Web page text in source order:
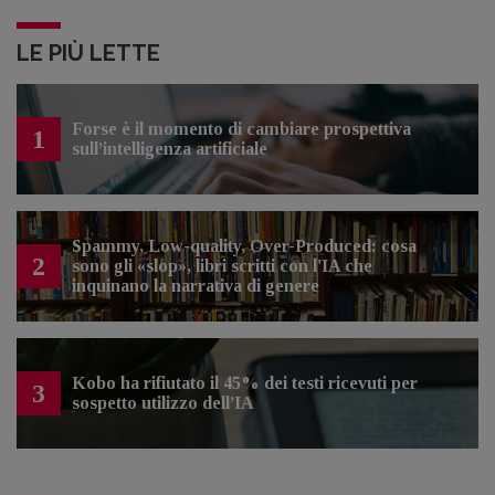
LE PIÙ LETTE
1
Forse è il momento di cambiare prospettiva
sull’intelligenza artificiale
2
Spammy, Low-quality, Over-Produced: cosa
sono gli «slop», libri scritti con l'IA che
inquinano la narrativa di genere
3
Kobo ha rifiutato il 45% dei testi ricevuti per
sospetto utilizzo dell’IA